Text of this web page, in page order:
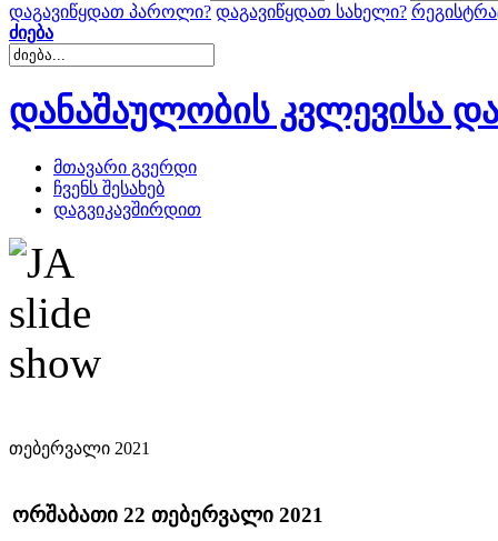
დაგავიწყდათ პაროლი? დაგავიწყდათ სახელი?
ძიება
დანაშაულობის კვლევისა
მთავარი გვერდი
ჩვენს შესახებ
დაგვიკავშირდით
თებერვალი 2021
ორშაბათი 22 თებერვალი 2021